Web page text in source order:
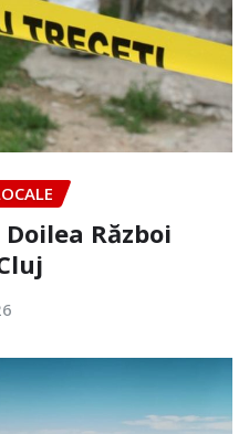
Război